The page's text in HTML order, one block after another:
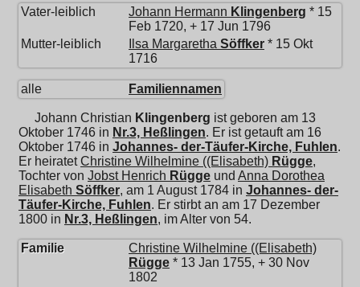
Vater-leiblich Johann Hermann Klingenberg * 15
Feb 1720, + 17 Jun 1796
Mutter-leiblich
Ilsa Margaretha Söffker * 15 Okt
1716
alle Familiennamen
Johann Christian Klingenberg ist geboren am 13
Oktober 1746 in Nr.3, Heßlingen. Er ist getauft am 16
Oktober 1746 in Johannes- der-Täufer-Kirche, Fuhlen.
Er heiratetChristine Wilhelmine ((Elisabeth) Rügge,
Tochter von Jobst Henrich Rügge und Anna Dorothea
Elisabeth Söffker, am 1 August 1784 in Johannes- der-
Täufer-Kirche, Fuhlen. Er stirbt an am 17 Dezember
1800 in Nr.3, Heßlingen, im Alter von 54.
Familie
Christine Wilhelmine ((Elisabeth)
Rügge * 13 Jan 1755, + 30 Nov
1802